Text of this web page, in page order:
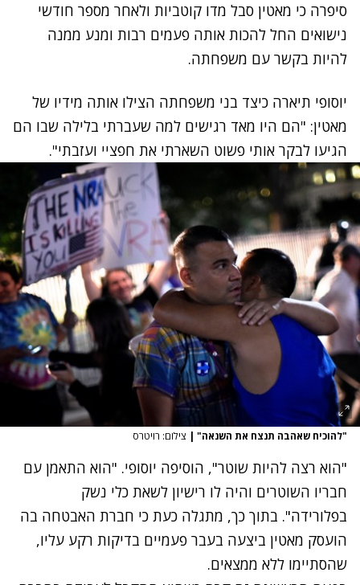
סיפרה כי מאטין סבל מדו קוטביות ולאחר מספר חודשי
נישואים החל להכות אותה פעמים רבות ומנע ממנה
להיות בקשר עם משפחתה.
יוסופי תיארה כיצד בני משפחתה הצילו אותה מידיו של
מאטין: "הם היו מאד רגישים למה שעברתי בלילה שבו הם
הגיעו לבקר אותי פשוט השארתי את חפציי ועזבתי".
"להוכיח שאהבה תנצח את השנאה" | צילום: רויטרס
"הוא רצה להיות שוטר", הוסיפה יוסופי. "הוא התאמן עם
חבריו השוטרים והיה לו רישיון לשאת כלי נשק
בפלורידה". בתוך כך, מתגלה כעת כי חברת האבטחה בה
הועסק מאטין ביצעה בעבר פעמיים בדיקות רקע עליו,
שהסתיימו ללא ממצאים.